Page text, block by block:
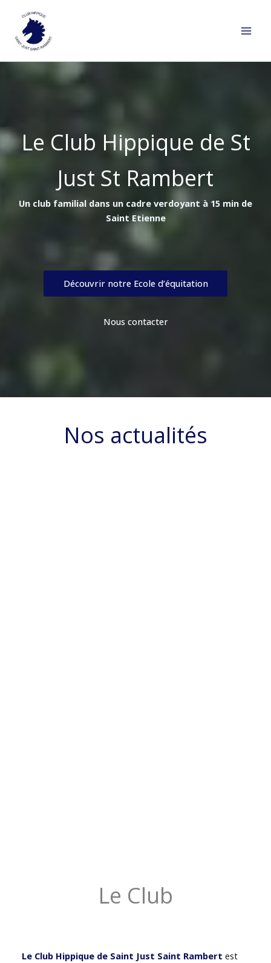
contenu
Le Club Hippique de St
Just St Rambert
Un club familial dans un cadre verdoyant à 15 min de
Saint Etienne
Découvrir notre Ecole d’équitation
Nous contacter
Nos actualités
Le Club
Le Club Hippique de Saint Just Saint Rambert est